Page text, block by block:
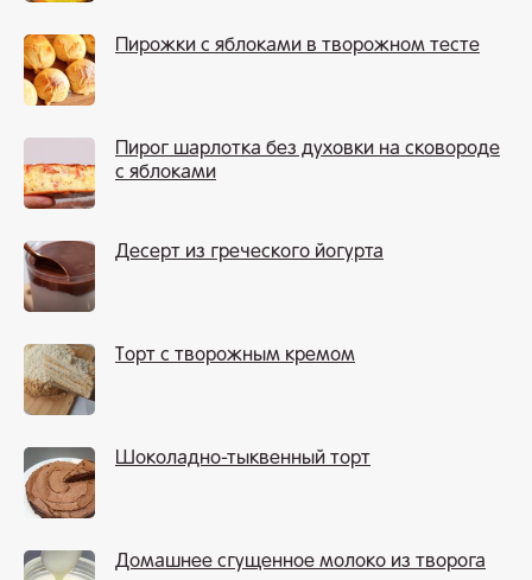
Пирожки с яблоками в творожном тесте
Пирог шарлотка без духовки на сковороде
с яблоками
Десерт из греческого йогурта
Торт с творожным кремом
Шоколадно-тыквенный торт
Домашнее сгущенное молоко из творога